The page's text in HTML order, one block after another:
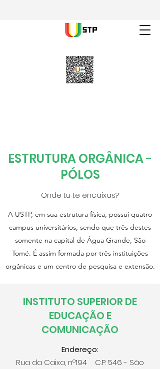
ESTRUTURA ORGÂNICA -
PÓLOS
Onde tu te encaixas?
A USTP, em sua estrutura física, possui quatro
campus universitários, sendo que três destes
somente na capital de Água Grande, São
Tomé. É assim formada por três instituições
orgânicas e um centro de pesquisa e extensão.
INSTITUTO SUPERIOR DE
EDUCAÇÃO E
COMUNICAÇÃO
Endereço:
Rua da Caixa, nº194 C.P. 546 - São